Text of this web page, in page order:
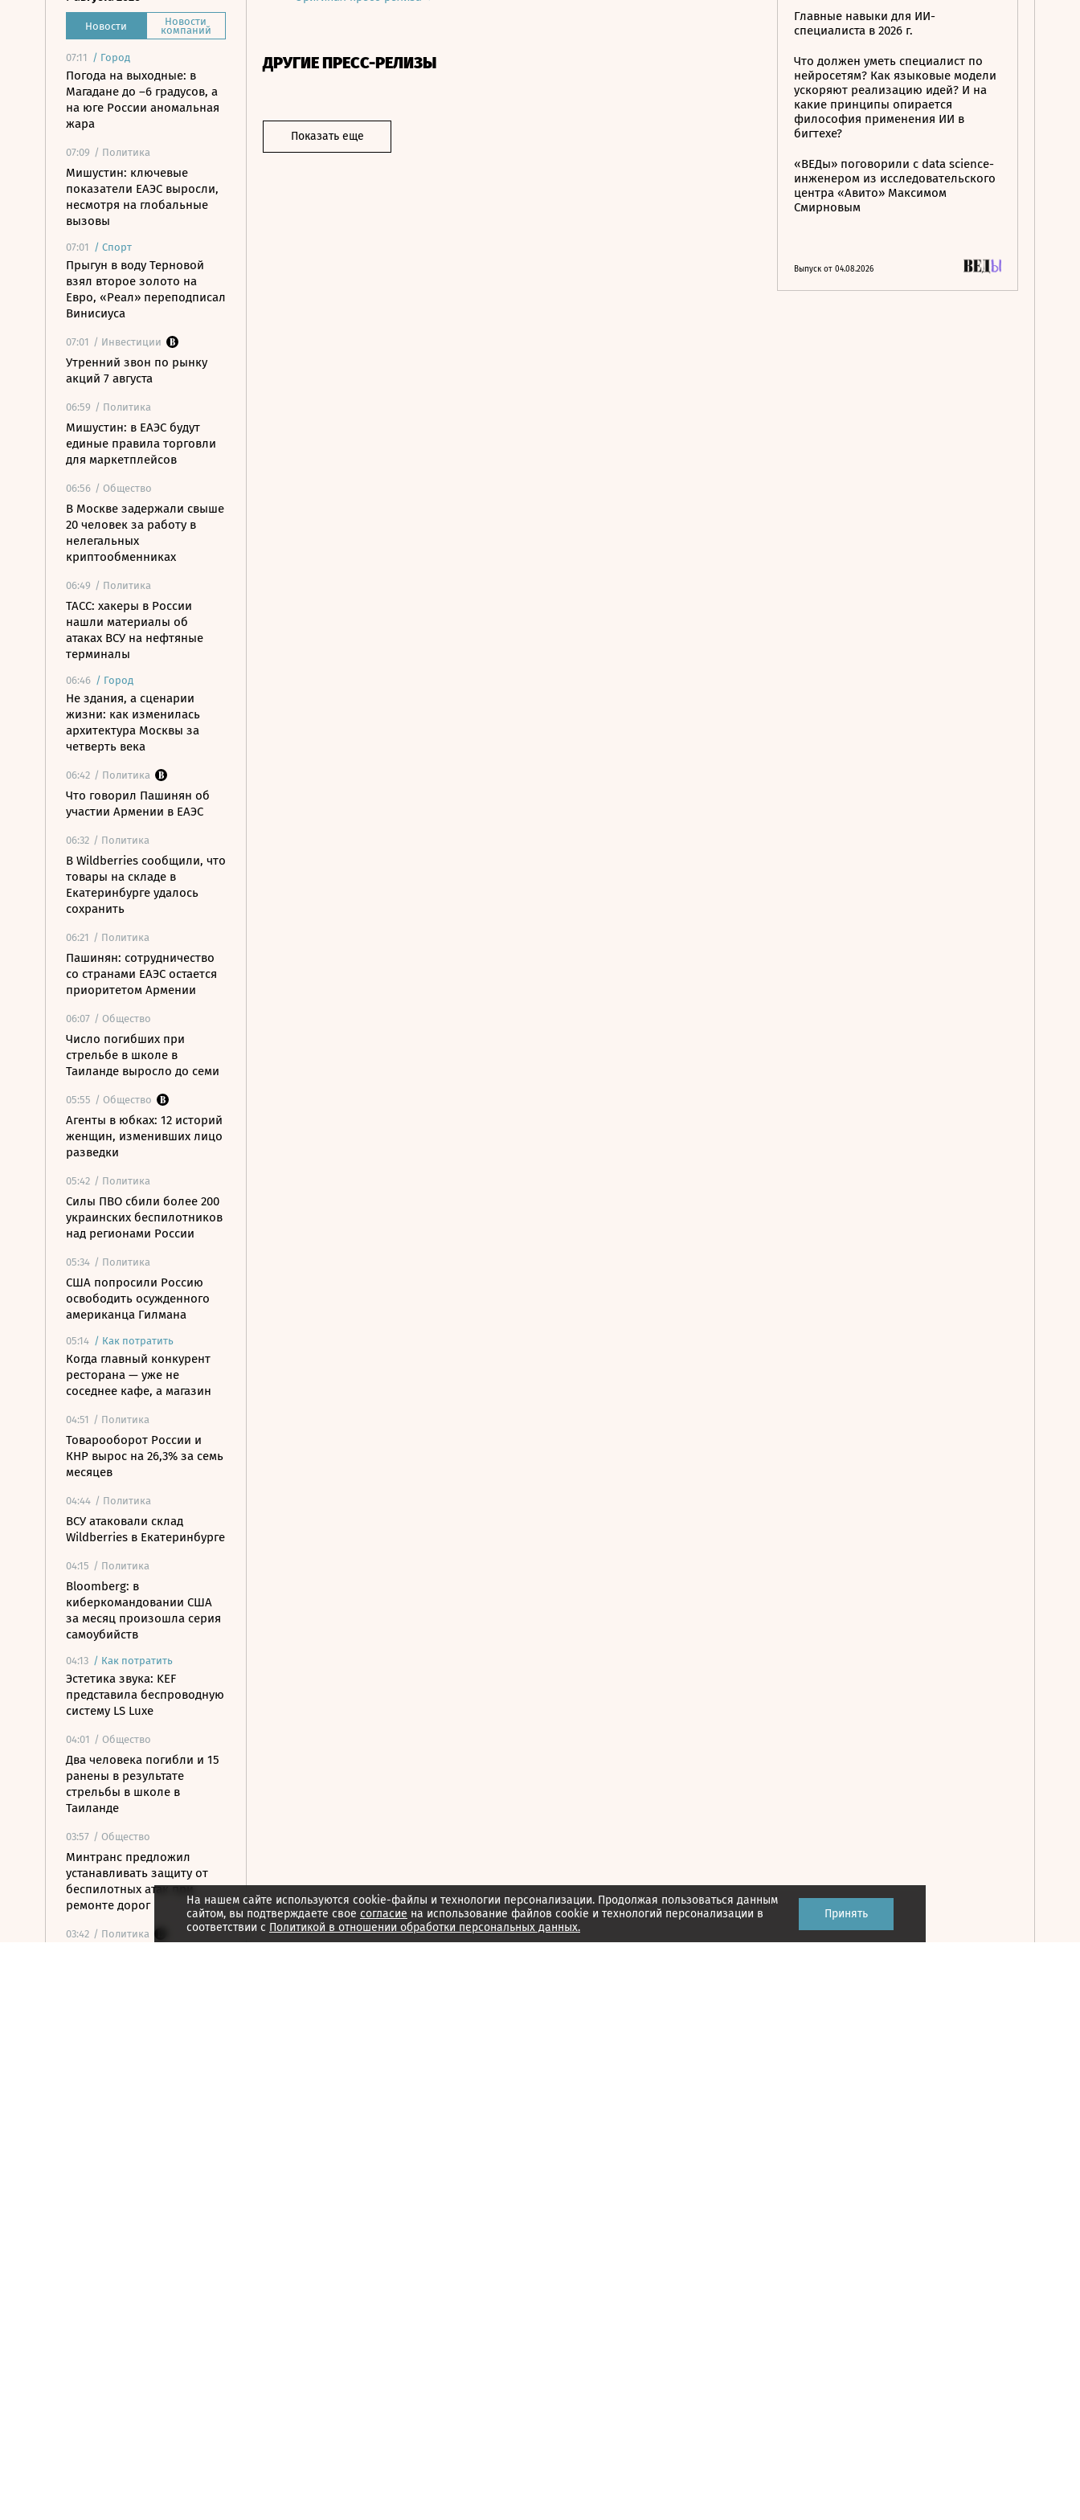
Новости Новости
компаний
07:11 / Город
Погода на выходные: в
Магадане до –6 градусов, а
на юге России аномальная
жара
07:09 / Политика
Мишустин: ключевые
показатели ЕАЭС выросли,
несмотря на глобальные
вызовы
07:01 / Спорт
Прыгун в воду Терновой
взял второе золото на
Евро, «Реал» переподписал
Винисиуса
07:01 / Инвестиции
Утренний звон по рынку
акций 7 августа
06:59 / Политика
Мишустин: в ЕАЭС будут
единые правила торговли
для маркетплейсов
06:56 / Общество
В Москве задержали свыше
20 человек за работу в
нелегальных
криптообменниках
06:49 / Политика
ТАСС: хакеры в России
нашли материалы об
атаках ВСУ на нефтяные
терминалы
06:46 / Город
Не здания, а сценарии
жизни: как изменилась
архитектура Москвы за
четверть века
06:42 / Политика
Что говорил Пашинян об
участии Армении в ЕАЭС
06:32 / Политика
В Wildberries сообщили, что
товары на складе в
Екатеринбурге удалось
сохранить
06:21 / Политика
Пашинян: сотрудничество
со странами ЕАЭС остается
приоритетом Армении
06:07 / Общество
Число погибших при
стрельбе в школе в
Таиланде выросло до семи
05:55 / Общество
Агенты в юбках: 12 историй
женщин, изменивших лицо
разведки
05:42 / Политика
Силы ПВО сбили более 200
украинских беспилотников
над регионами России
05:34 / Политика
США попросили Россию
освободить осужденного
американца Гилмана
05:14 / Как потратить
Когда главный конкурент
ресторана — уже не
соседнее кафе, а магазин
04:51 / Политика
Товарооборот России и
КНР вырос на 26,3% за семь
месяцев
04:44 / Политика
ВСУ атаковали склад
Wildberries в Екатеринбурге
04:15 / Политика
Bloomberg: в
киберкомандовании США
за месяц произошла серия
самоубийств
04:13 / Как потратить
Эстетика звука: KEF
представила беспроводную
систему LS Luxe
04:01 / Общество
Два человека погибли и 15
ранены в результате
стрельбы в школе в
Таиланде
03:57 / Общество
Минтранс предложил
устанавливать защиту от
беспилотных атак при
ремонте дорог
03:42 / Политика
ДРУГИЕ ПРЕСС-РЕЛИЗЫ
Показать еще
Главные навыки для ИИ-
специалиста в 2026 г.
Что должен уметь специалист по
нейросетям? Как языковые модели
ускоряют реализацию идей? И на
какие принципы опирается
философия применения ИИ в
бигтехе?
«ВЕДы» поговорили с data science-
инженером из исследовательского
центра «Авито» Максимом
Смирновым
Выпуск от 04.08.2026
На нашем сайте используются cookie-файлы и технологии персонализации. Продолжая пользоваться данным
сайтом, вы подтверждаете свое согласие на использование файлов cookie и технологий персонализации в
соответствии с Политикой в отношении обработки персональных данных.
Принять